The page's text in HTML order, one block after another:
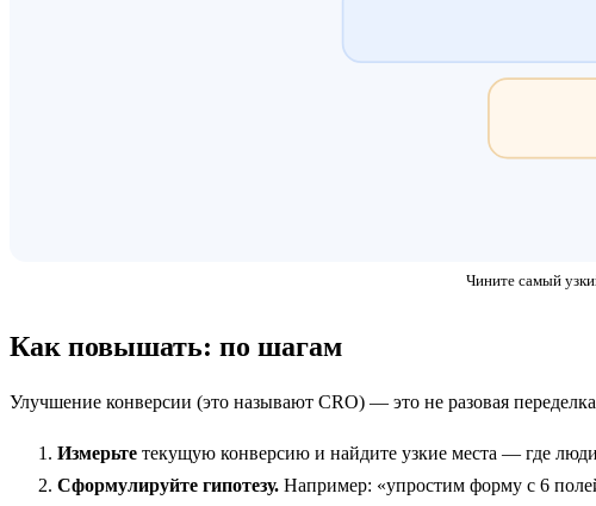
Чините самый
Как повышать: по шагам
Улучшение конверсии (это называют CRO) — это не разовая
Измерьте текущую конверсию и найдите узкие места — где
Сформулируйте гипотезу. Например: «упростим форму с 6